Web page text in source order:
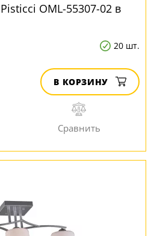
OML-55307-02 в
20 шт.
В КОРЗИНУ